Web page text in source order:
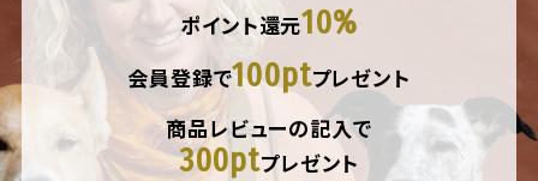
ポイント還元10%
会員登録で100ptプレゼント
商品レビューの記入で
300ptプレゼント